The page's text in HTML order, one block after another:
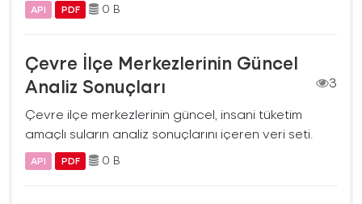
API PDF 0 B
Çevre İlçe Merkezlerinin Güncel
Analiz Sonuçları
3
Çevre ilçe merkezlerinin güncel, insani tüketim
amaçlı suların analiz sonuçlarını içeren veri seti.
API PDF 0 B